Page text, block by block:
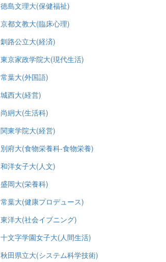
徳島文理大(保健福祉)
京都文教大(臨床心理)
釧路公立大(経済)
東京家政学院大(現代生活)
常葉大(外国語)
城西大(経営)
尚絅大(生活科)
関東学院大(経営)
別府大(食物栄養科-食物栄養)
和洋女子大(人文)
盛岡大(栄養科)
常葉大(健康プロデュース)
東洋大(社会イブニング)
十文字学園女子大(人間生活)
秋田県立大(システム科学技術)